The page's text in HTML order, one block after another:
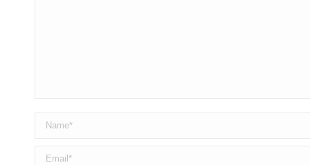
Name *
Email *